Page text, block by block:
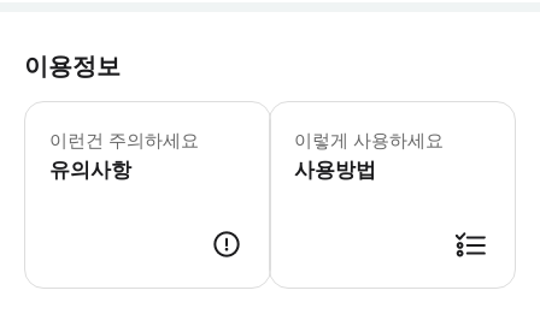
이용정보
이런건 주의하세요
유의사항
이렇게 사용하세요
사용방법